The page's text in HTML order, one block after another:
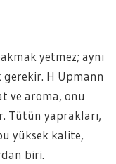
yetmez; aynı
H Upmann
ve aroma, onu
Tütün yaprakları,
yüksek kalite,
biri.